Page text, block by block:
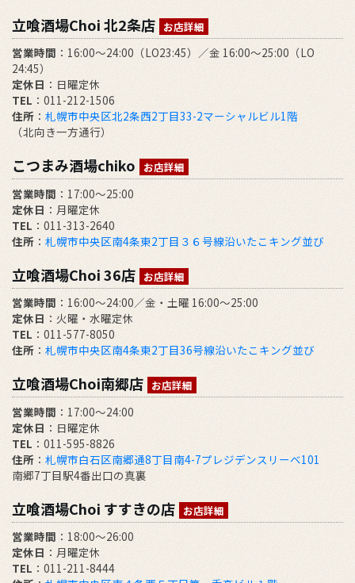
立喰酒場Choi 北2条店 お店詳細
営業時間 ：16:00～24:00（LO23:45）／金 16:00～25:00（LO
24:45）
定休日 ：日曜定休
TEL ：011-212-1506
住所 ： 札幌市中央区北2条西2丁目33-2マーシャルビル1階
（北向き一方通行）
こつまみ酒場chiko お店詳細
営業時間 ：17:00～25:00
定休日 ：月曜定休
TEL ：011-313-2640
住所 ： 札幌市中央区南4条東2丁目３６号線沿いたこキング並び
立喰酒場Choi 36店 お店詳細
営業時間 ：16:00～24:00／金・土曜 16:00～25:00
定休日 ：火曜・水曜定休
TEL ：011-577-8050
住所 ： 札幌市中央区南4条東2丁目36号線沿いたこキング並び
立喰酒場Choi南郷店 お店詳細
営業時間 ：17:00～24:00
定休日 ：日曜定休
TEL ：011-595-8826
住所 ： 札幌市白石区南郷通8丁目南4-7プレジデンスリーベ101
南郷7丁目駅4番出口の真裏
立喰酒場Choi すすきの店 お店詳細
営業時間 ：18:00～26:00
定休日 ：月曜定休
TEL ：011-211-8444